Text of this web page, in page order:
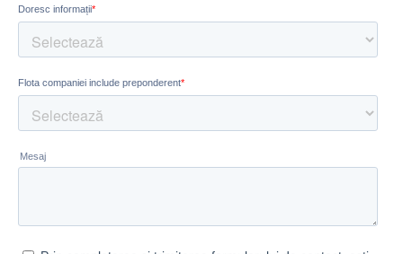
Complexitatea devine simplitate cu Smartinfo.
săptămânal informații relevante din mobilitate pentru